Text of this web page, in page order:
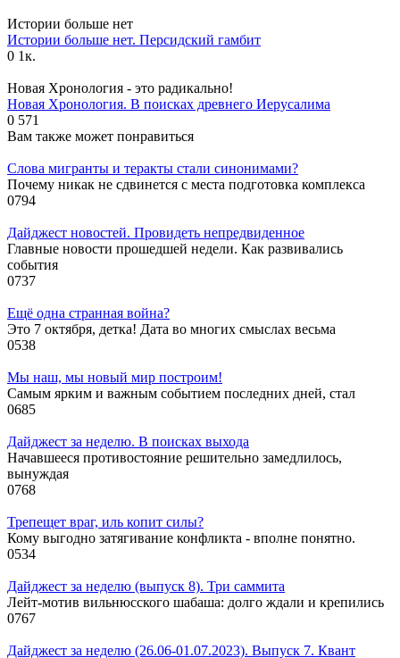
Истории больше нет
Истории больше нет. Персидский гамбит
0 1к.
Новая Хронология - это радикально!
Новая Хронология. В поисках древнего Иерусалима
0 571
Вам также может понравиться
Слова мигранты и теракты стали синонимами?
Почему никак не сдвинется с места подготовка комплекса
0794
Дайджест новостей. Провидеть непредвиденное
Главные новости прошедшей недели. Как развивались
события
0737
Ещё одна странная война?
Это 7 октября, детка! Дата во многих смыслах весьма
0538
Мы наш, мы новый мир построим!
Самым ярким и важным событием последних дней, стал
0685
Дайджест за неделю. В поисках выхода
Начавшееся противостояние решительно замедлилось,
вынуждая
0768
Трепещет враг, иль копит силы?
Кому выгодно затягивание конфликта - вполне понятно.
0534
Дайджест за неделю (выпуск 8). Три саммита
Лейт-мотив вильнюсского шабаша: долго ждали и крепились
0767
Дайджест за неделю (26.06-01.07.2023). Выпуск 7. Квант